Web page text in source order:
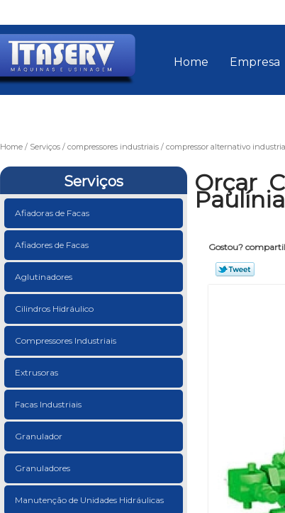
Home Empresa
Home Serviços compressores industriais compressor alternativo
Serviços
Afiadoras de Facas
Afiadores de Facas
Aglutinadores
Cilindros Hidráulico
Compressores Industriais
Extrusoras
Facas Industriais
Granulador
Granuladores
Manutenção de Unidades Hidráulicas
Orçar
Paulínia
Gostou?